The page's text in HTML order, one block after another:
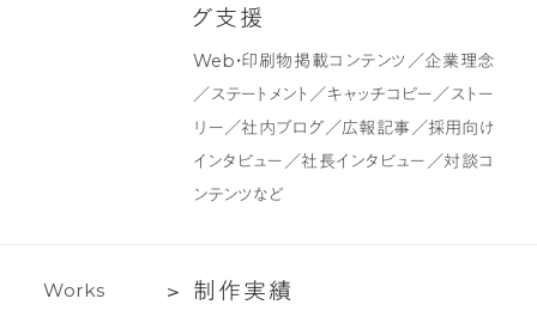
作・
テ
グ支援
Web・印刷物掲載コンテンツ／企業理念
／ステートメント／キャッチコピー／ストー
リー／社内ブログ／広報記事／採用向け
インタビュー／社長インタビュー／対談コ
ンテンツなど
Works
制 制 作実績